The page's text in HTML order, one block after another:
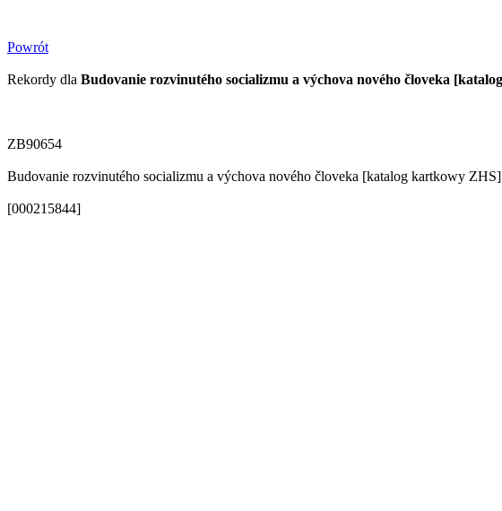
Powrót
Rekordy dla Budovanie rozvinutého socializmu a výchova nového človeka
ZB90654
Budovanie rozvinutého socializmu a výchova nového človeka [katalog kartkowy
[000215844]